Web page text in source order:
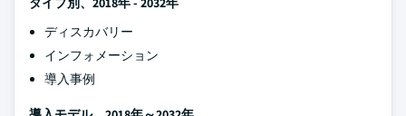
ディスカバリー
インフォメーション
導入事例